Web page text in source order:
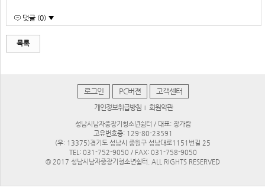
댓글 (0) ▼
목록
로그인 PC버젼 고객센터
개인정보취급방침 회원약관
성남시남자중장기청소년쉼터 / 대표: 장가람
고유번호증: 129-80-23591
(우: 13375)경기도 성남시 중원구 성남대로1151번길 25
TEL: 031-752-9050 / FAX: 031-758-9050
© 2017 성남시남자중장기청소년쉼터. ALL RIGHTS RESERVED